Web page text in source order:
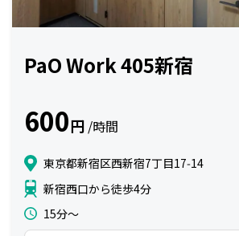
PaO Work 405新宿
600円 /時間
東京都新宿区西新宿7丁目17‑14
新宿西口から徒歩4分
15分〜